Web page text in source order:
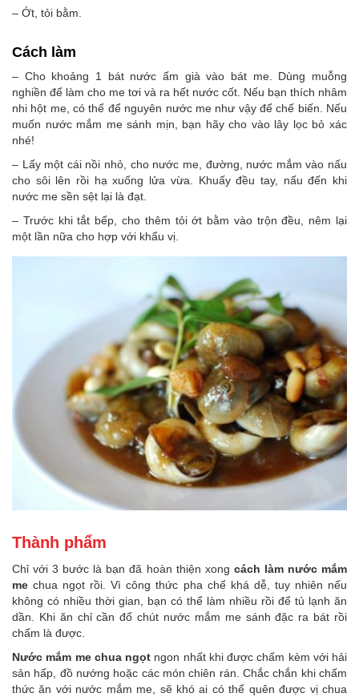
– Ớt, tỏi bằm.
Cách làm
– Cho khoảng 1 bát nước ấm già vào bát me. Dùng muỗng
nghiền để làm cho me tơi và ra hết nước cốt. Nếu bạn thích nhâm
nhi hột me, có thể để nguyên nước me như vậy để chế biến. Nếu
muốn nước mắm me sánh mịn, bạn hãy cho vào lây lọc bỏ xác
nhé!
– Lấy một cái nồi nhỏ, cho nước me, đường, nước mắm vào nấu
cho sôi lên rồi hạ xuống lửa vừa. Khuấy đều tay, nấu đến khi
nước me sền sệt lại là đạt.
– Trước khi tắt bếp, cho thêm tỏi ớt bằm vào trộn đều, nêm lại
một lần nữa cho hợp với khẩu vị.
Thành phẩm
Chỉ với 3 bước là bạn đã hoàn thiện xong cách làm nước mắm
me chua ngọt rồi. Vì công thức pha chế khá dễ, tuy nhiên nếu
không có nhiều thời gian, bạn có thể làm nhiều rồi để tủ lạnh ăn
dần. Khi ăn chỉ cần đổ chút nước mắm me sánh đặc ra bát rồi
chấm là được.
Nước mắm me chua ngọt ngon nhất khi được chấm kèm với hải
sản hấp, đồ nướng hoặc các món chiên rán. Chắc chắn khi chấm
thức ăn với nước mắm me, sẽ khó ai có thể quên được vị chua